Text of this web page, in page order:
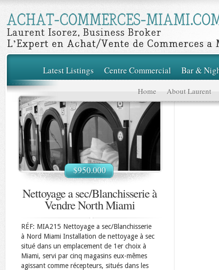
Home About Laurent
Latest Listings Centre Commercial Bar &
$950.000
Nettoyage a sec/Blanchisserie à
Vendre North Miami
RÉF: MIA215 Nettoyage a sec/Blanchisserie
à Nord Miami Installation de nettoyage à sec
situé dans un emplacement de 1er choix à
Miami, servi par cinq magasins eux-mêmes
agissant comme récepteurs, situés dans les